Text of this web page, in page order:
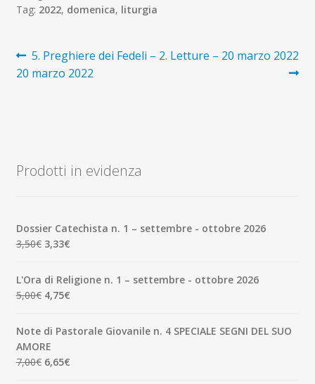
Tag: 2022, domenica, liturgia
Navigazione
articoli
Articolo
precedente:
5. Preghiere dei Fedeli –
20 marzo 2022
Articolo
2. Letture – 20 marzo 2022
Prodotti in evidenza
Dossier Catechista n. 1 – settembre - ottobre 2026
3,50€ Il
originale
era:
3,50€.
3,33€Il
attuale
è:
L'Ora di Religione n. 1 – settembre - ottobre 2026
5,00€ Il
originale
era:
5,00€.
4,75€Il
attuale
4,75€.
Note di Pastorale Giovanile n. 4 SPECIALE SEGNI DEL SUO
AMORE
7,00€ Il
6,65€Il